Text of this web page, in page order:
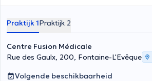
Praktijk 1Praktijk 2
Centre Fusion Médicale
Rue des Gaulx, 200, Fontaine-L'Evêque
Volgende beschikbaarheid